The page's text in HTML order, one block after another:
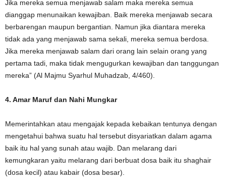
Jika mereka semua menjawab salam maka mereka semua
dianggap menunaikan kewajiban. Baik mereka menjawab secara
berbarengan maupun bergantian. Namun jika diantara mereka
tidak ada yang menjawab sama sekali, mereka semua berdosa.
Jika mereka menjawab salam dari orang lain selain orang yang
pertama tadi, maka tidak mengugurkan kewajiban dan tanggungan
mereka” (Al Majmu Syarhul Muhadzab, 4/460).
4. Amar Maruf dan Nahi Mungkar
Memerintahkan atau mengajak kepada kebaikan tentunya dengan
mengetahui bahwa suatu hal tersebut disyariatkan dalam agama
baik itu hal yang sunah atau wajib. Dan melarang dari
kemungkaran yaitu melarang dari berbuat dosa baik itu shaghair
(dosa kecil) atau kabair (dosa besar).